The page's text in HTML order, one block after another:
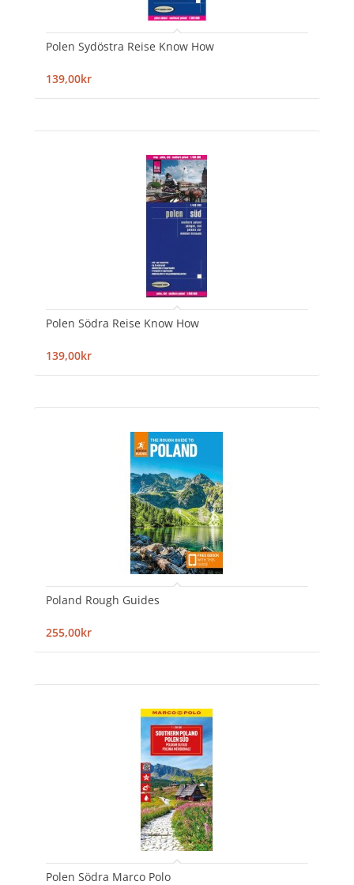
Polen Sydöstra Reise Know How
139,00kr
Polen Södra Reise Know How
139,00kr
Poland Rough Guides
255,00kr
Polen Södra Marco Polo